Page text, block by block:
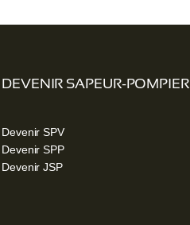
DEVENIR SAPEUR-POMPIER
Devenir SPV
Devenir SPP
Devenir JSP